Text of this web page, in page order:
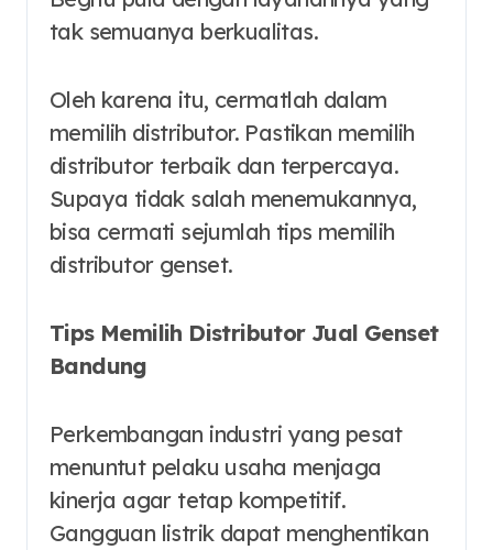
tak semuanya berkualitas.
Oleh karena itu, cermatlah dalam
memilih distributor. Pastikan memilih
distributor terbaik dan terpercaya.
Supaya tidak salah menemukannya,
bisa cermati sejumlah tips memilih
distributor genset.
Tips Memilih Distributor Jual Genset
Bandung
Perkembangan industri yang pesat
menuntut pelaku usaha menjaga
kinerja agar tetap kompetitif.
Gangguan listrik dapat menghentikan